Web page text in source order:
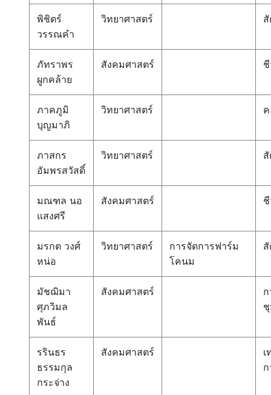
พิชิตร์
วรรณคำ
วิทยาศาสตร์
ภัทราพร
ผูกคล้าย
สังคมศาสตร์
ภาคภูมิ
บุญมาภิ
วิทยาศาสตร์
ภาสกร
อัมพรสวัสดิ์
วิทยาศาสตร์
มณฑล นอ
แสงศรี
สังคมศาสตร์
มรกต วงศ์
หน่อ
วิทยาศาสตร์
การจัดการฟาร์ม
โคนม
มัชฌิมา
ศุภวิมล
พันธ์
สังคมศาสตร์
รรินธร
ธรรมกุล
กระจ่าง
สังคมศาสตร์